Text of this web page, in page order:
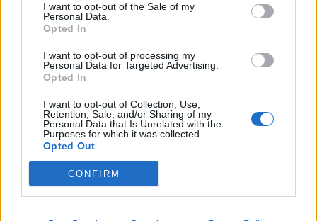
I want to opt-out of the Sale of my
Personal Data.
Opted In
I want to opt-out of processing my
Personal Data for Targeted Advertising.
Opted In
I want to opt-out of Collection, Use,
Retention, Sale, and/or Sharing of my
Personal Data that Is Unrelated with the
Purposes for which it was collected.
Opted Out
CONFIRM
Fluks pacientësh në
Pediatrinë e Vlorës, 70-80
vizita dhe 35 shtrime çdo
tërheqjen e përkohshme
nga jeta publike: Ishte një
kohësh
Verë dhe Portokalle”
Foto/ Selin Bollati dhe